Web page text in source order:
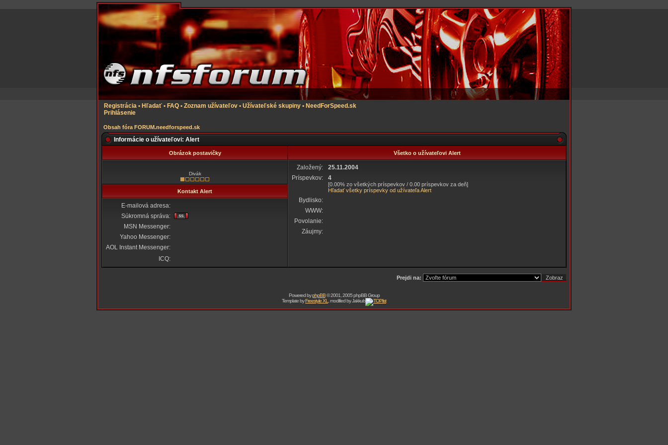
Registrácia • Hľadať • FAQ • Zoznam užívateľov • Užívateľské skupiny • NeedForSpeed.sk
Prihlásenie
Obsah fóra FORUM.needforspeed.sk
Informácie o užívateľovi: Alert
Obrázok postavičky Všetko o užívateľovi Alert
Divák
Založený:
25.11.2004
Príspevkov:
4
[0.00% zo všetkých príspevkov / 0.00 príspevkov za deň]
Hľadať všetky príspevky od užívateľa Alert
Bydlisko:
WWW:
Povolanie:
Záujmy:
Kontakt Alert
E-mailová adresa:
Súkromná správa:
MSN Messenger:
Yahoo Messenger:
AOL Instant Messenger:
ICQ:
Prejdi na:
Powered byphpBB© 2001, 2005 phpBB Group
Template byFreestyle XL , modified by Jakkub